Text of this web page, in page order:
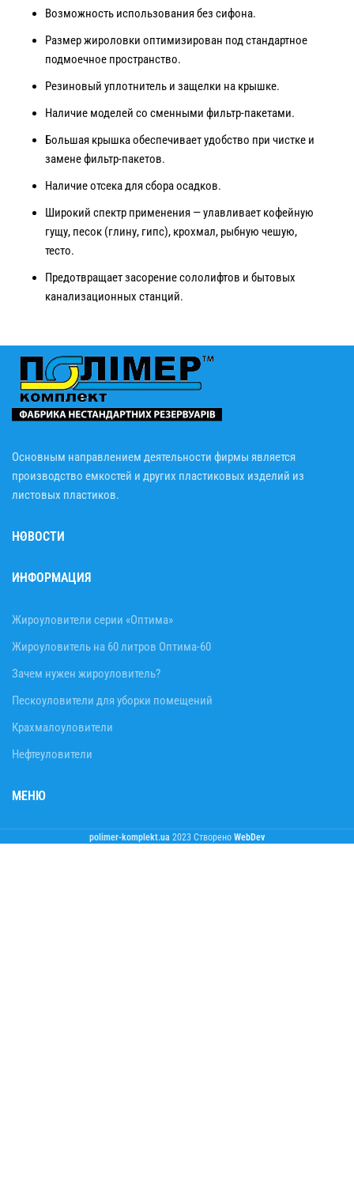
Возможность использования без сифона.
Размер жироловки оптимизирован под стандартное
подмоечное пространство.
Резиновый уплотнитель и защелки на крышке.
Наличие моделей со сменными фильтр-пакетами.
Большая крышка обеспечивает удобство при чистке и
замене фильтр-пакетов.
Наличие отсека для сбора осадков.
Широкий спектр применения — улавливает кофейную
гущу, песок (глину, гипс), крохмал, рыбную чешую,
тесто.
Предотвращает засорение сололифтов и бытовых
канализационных станций.
Основным направлением деятельности фирмы является
производство емкостей и других пластиковых изделий из
листовых пластиков.
НОВОСТИ
ИНФОРМАЦИЯ
Жироуловители серии «Оптима»
Жироуловитель на 60 литров Оптима-60
Зачем нужен жироуловитель?
Пескоуловители для уборки помещений
Крахмалоуловители
Нефтеуловители
МЕНЮ
polimer-komplekt.ua 2023 Створено WebDev